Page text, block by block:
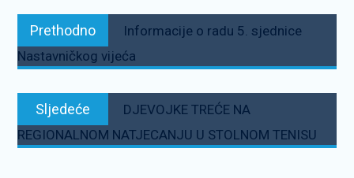
Navigacija
objava
Prethodno Prethodno:
Informacije o radu 5. sjednice
Nastavničkog vijeća
Sljedeće
DJEVOJKE TREĆE NA
REGIONALNOM NATJECANJU U STOLNOM TENISU